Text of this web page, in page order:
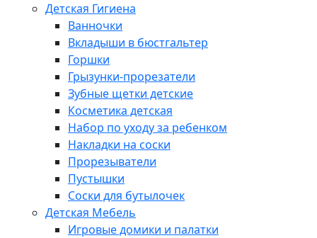
Детская Гигиена
Ванночки
Вкладыши в бюстгальтер
Горшки
Грызунки-прорезатели
Зубные щетки детские
Косметика детская
Набор по уходу за ребенком
Накладки на соски
Прорезыватели
Пустышки
Соски для бутылочек
Детская Мебель
Игровые домики и палатки